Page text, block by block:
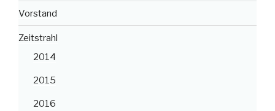
Vorstand
Zeitstrahl
2014
2015
2016